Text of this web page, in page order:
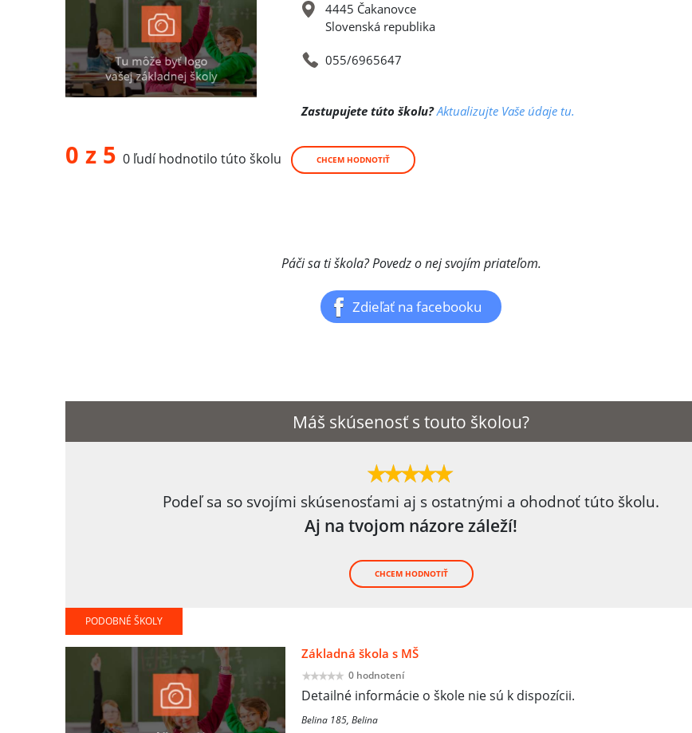
4445 Čakanovce
Slovenská republika
055/6965647
Zastupujete túto školu? Aktualizujte Vaše údaje tu.
0 z 5 0 ľudí hodnotilo túto školu CHCEM HODNOTIŤ
Páči sa ti škola? Povedz o nej svojím priateľom.
Zdieľať na facebooku
Máš skúsenosť s touto školou?
Podeľ sa so svojími skúsenosťami aj s ostatnými a ohodnoť túto školu.
Aj na tvojom názore záleží!
CHCEM HODNOTIŤ
PODOBNÉ ŠKOLY
Základná škola s MŠ
0 hodnotení
Detailné informácie o škole nie sú k dispozícii.
Belina 185, Belina